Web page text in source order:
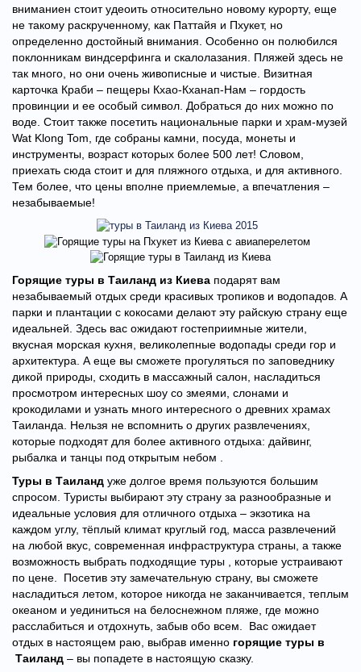
вниманиен стоит удеоить относительно новому курорту, еще
не такому раскрученному, как Паттайя и Пхукет, но
определенно достойный внимания. Особенно он полюбился
поклонникам виндсерфинга и скалолазания. Пляжей здесь не
так много, но они очень живописные и чистые. Визитная
карточка Краби – пещеры Кхао-Кханап-Нам – гордость
провинции и ее особый символ. Добраться до них можно по
воде. Стоит также посетить национальные парки и храм-музей
Wat Klong Tom, где собраны камни, посуда, монеты и
инструменты, возраст которых более 500 лет! Словом,
приехать сюда стоит и для пляжного отдыха, и для активного.
Тем более, что цены вполне приемлемые, а впечатления –
незабываемые!
Горящие туры в Таиланд из Киева подарят вам
незабываемый отдых среди красивых тропиков и водопадов. А
парки и плантации с кокосами делают эту райскую страну еще
идеальней. Здесь вас ожидают гостеприимные жители,
вкусная морская кухня, великолепные водопады среди гор и
архитектура. А еще вы сможете прогуляться по заповеднику
дикой природы, сходить в массажный салон, насладиться
просмотром интересных шоу со змеями, слонами и
крокодилами и узнать много интересного о древних храмах
Таиланда. Нельзя не вспомнить о других развлечениях,
которые подходят для более активного отдыха: дайвинг,
рыбалка и танцы под открытым небом .
Туры в Таиланд уже долгое время пользуются большим
спросом. Туристы выбирают эту страну за разнообразные и
идеальные условия для отличного отдыха – экзотика на
каждом углу, тёплый климат круглый год, масса развлечений
на любой вкус, современная инфраструктура страны, а также
возможность выбрать подходящие туры , которые устраивают
по цене. Посетив эту замечательную страну, вы сможете
насладиться летом, которое никогда не заканчивается, теплым
океаном и уединиться на белоснежном пляже, где можно
расслабиться и отдохнуть, забыв обо всем. Вас ожидает
отдых в настоящем раю, выбрав именно горящие туры в
Таиланд – вы попадете в настоящую сказку.